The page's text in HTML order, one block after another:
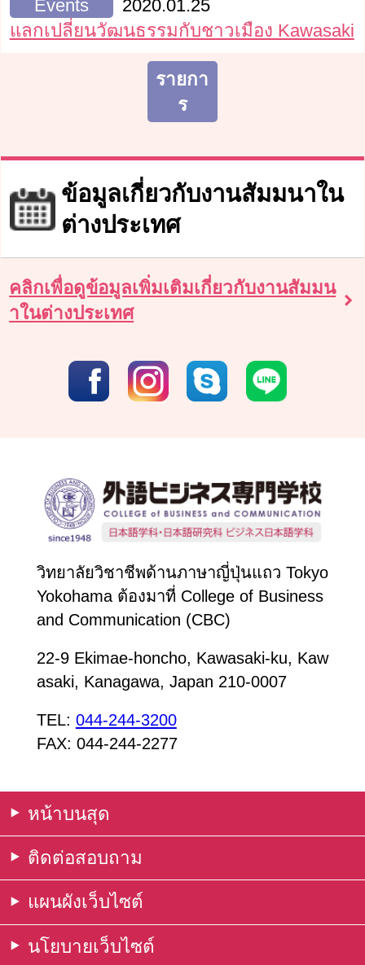
Events
2020.01.25
แลกเปลี่ยนวัฒนธรรมกับชาวเมือง Kawasaki
รายกา
ร
ข้อมูลเกี่ยวกับงานสัมมนาใน
ต่างประเทศ
คลิกเพื่อดูข้อมูลเพิ่มเติมเกี่ยวกับงานสัมมน
าในต่างประเทศ
วิทยาลัยวิชาชีพด้านภาษาญี่ปุ่นแถว Tokyo
Yokohama ต้องมาที่ College of Business
and Communication (CBC)
22-9 Ekimae-honcho, Kawasaki-ku, Kaw
asaki, Kanagawa, Japan 210-0007
TEL: 044-244-3200
FAX: 044-244-2277
หน้าบนสุด
ติดต่อสอบถาม
แผนผังเว็บไซต์
นโยบายเว็บไซต์